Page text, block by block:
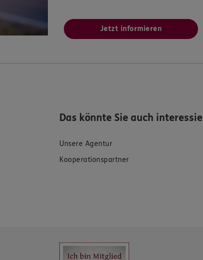
Jetzt informieren
Das könnte Sie auch
Unsere Agentur
Kooperationspartner